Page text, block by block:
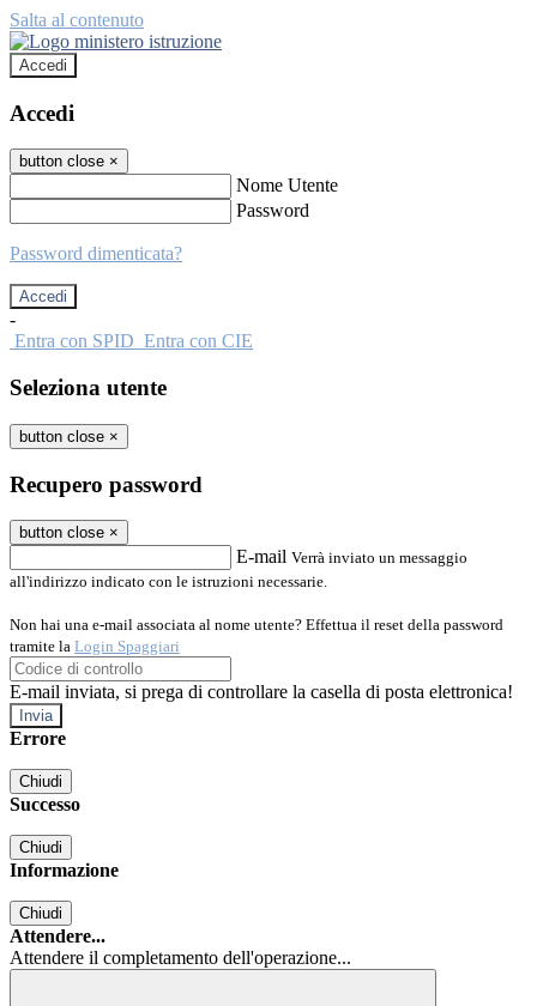
Salta al contenuto
Accedi
Accedi
button close ×
Nome Utente
Password
Password dimenticata?
-
Entra con SPID Entra con CIE
Seleziona utente
button close ×
Recupero password
button close ×
E-mail Verrà inviato un messaggio
all'indirizzo indicato con le istruzioni necessarie.
Non hai una e-mail associata al nome utente? Effettua il reset della password
tramite la Login Spaggiari
E-mail inviata, si prega di controllare la casella di posta elettronica!
Errore
Chiudi
Successo
Chiudi
Informazione
Chiudi
Attendere...
Attendere il completamento dell'operazione...